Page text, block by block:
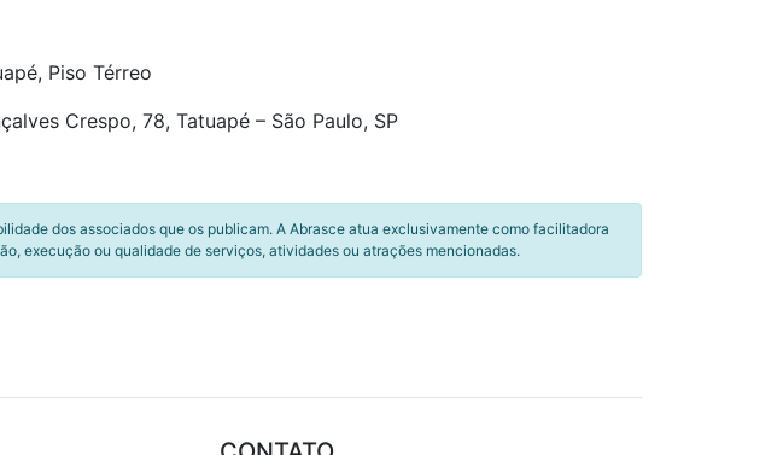
Piso Térreo
Crespo, 78, Tatuapé – São Paulo, SP
dos associados que os publicam. A Abrasce atua exclusivamente como facilitadora
execução ou qualidade de serviços, atividades ou atrações mencionadas.